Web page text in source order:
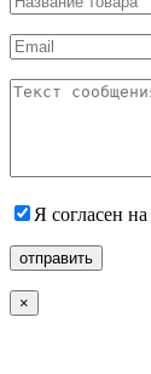
Я согласен на
отправить
×